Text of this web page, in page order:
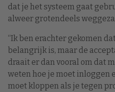
dat je het systeem gaat
alweer grotendeels
“Ik ben erachter gekomen
belangrijk is, maar de
draait er dan vooral om dat
weten hoe je moet inloggen
moet kloppen als je tegen